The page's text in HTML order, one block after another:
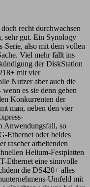
recht durchwachsen
sehr gut. Ein Synology
Serie, also mit dem vollen
Viel mehr fällt ins
der DiskStation
mit vier
Nutzer aber auch die
es sie denn geben
Konkurrenten der
man, neben den vier
Anwendungsfall, so
Ethernet oder beides
rascher arbeitenden
Helium-Festplatten
Ethernet eine sinnvolle
die DS420+ alles
Umfeld mit